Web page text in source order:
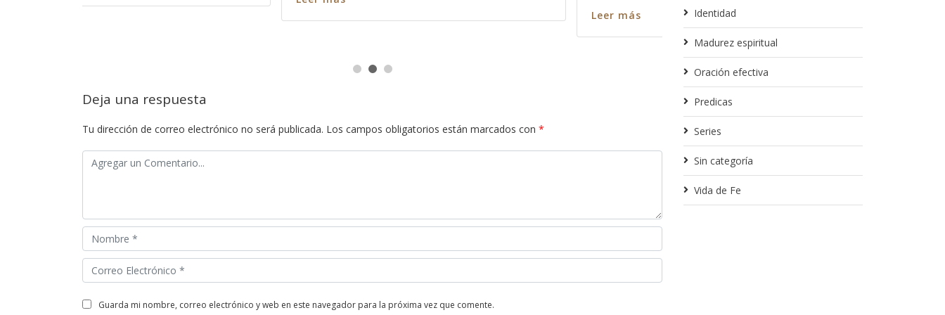
Deja una respuesta
Tu dirección de correo electrónico no será publicada. Los campos obligatorios están marcados con *
guarda mi nombre, correo electrónico y web en este navegador para la próxima vez que comente.
Identidad
Madurez espiritual
Oración efectiva
Predicas
Series
Sin categoría
Vida de Fe